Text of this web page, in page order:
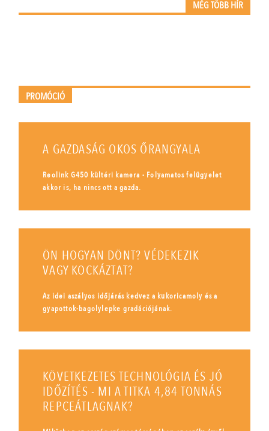
MÉG TÖBB HÍR
PROMÓCIÓ
A GAZDASÁG OKOS ŐRANGYALA
Reolink G450 kültéri kamera - Folyamatos felügyelet
akkor is, ha nincs ott a gazda.
ÖN HOGYAN DÖNT? VÉDEKEZIK
VAGY KOCKÁZTAT?
Az idei aszályos időjárás kedvez a kukoricamoly és a
gyapottok-bagolylepke gradációjának.
KÖVETKEZETES TECHNOLÓGIA ÉS JÓ
IDŐZÍTÉS - MI A TITKA 4,84 TONNÁS
REPCEÁTLAGNAK?